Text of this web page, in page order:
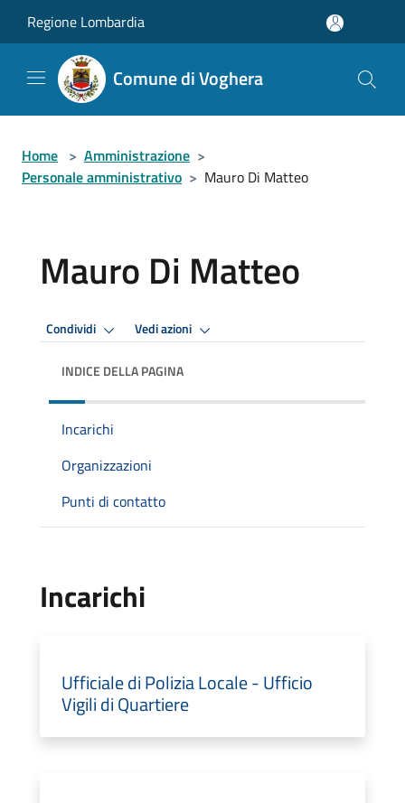
Regione Lombardia
Comune di Voghera
Home > Amministrazione >
Personale amministrativo > Mauro Di Matteo
Mauro Di Matteo
Condividi Vedi azioni
INDICE DELLA PAGINA
Incarichi
Organizzazioni
Punti di contatto
Incarichi
Ufficiale di Polizia Locale - Ufficio
Vigili di Quartiere